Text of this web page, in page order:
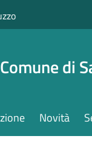
Comune di
Novità